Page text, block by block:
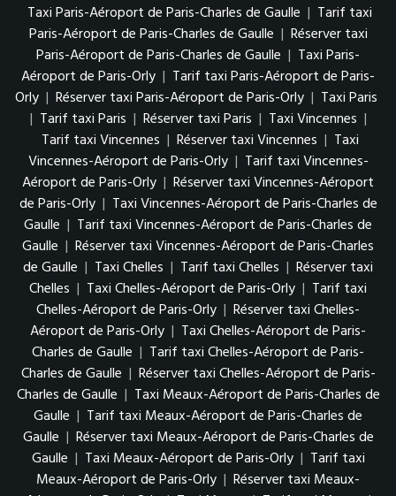
Taxi Paris-Aéroport de Paris-Charles de Gaulle | Tarif taxi
Paris-Aéroport de Paris-Charles de Gaulle | Réserver taxi
Paris-Aéroport de Paris-Charles de Gaulle | Taxi Paris-
Aéroport de Paris-Orly | Tarif taxi Paris-Aéroport de Paris-
Orly | Réserver taxi Paris-Aéroport de Paris-Orly | Taxi Paris
| Tarif taxi Paris | Réserver taxi Paris | Taxi Vincennes |
Tarif taxi Vincennes | Réserver taxi Vincennes | Taxi
Vincennes-Aéroport de Paris-Orly | Tarif taxi Vincennes-
Aéroport de Paris-Orly | Réserver taxi Vincennes-Aéroport
de Paris-Orly | Taxi Vincennes-Aéroport de Paris-Charles de
Gaulle | Tarif taxi Vincennes-Aéroport de Paris-Charles de
Gaulle | Réserver taxi Vincennes-Aéroport de Paris-Charles
de Gaulle | Taxi Chelles | Tarif taxi Chelles | Réserver taxi
Chelles | Taxi Chelles-Aéroport de Paris-Orly | Tarif taxi
Chelles-Aéroport de Paris-Orly | Réserver taxi Chelles-
Aéroport de Paris-Orly | Taxi Chelles-Aéroport de Paris-
Charles de Gaulle | Tarif taxi Chelles-Aéroport de Paris-
Charles de Gaulle | Réserver taxi Chelles-Aéroport de Paris-
Charles de Gaulle | Taxi Meaux-Aéroport de Paris-Charles de
Gaulle | Tarif taxi Meaux-Aéroport de Paris-Charles de
Gaulle | Réserver taxi Meaux-Aéroport de Paris-Charles de
Gaulle | Taxi Meaux-Aéroport de Paris-Orly | Tarif taxi
Meaux-Aéroport de Paris-Orly | Réserver taxi Meaux-